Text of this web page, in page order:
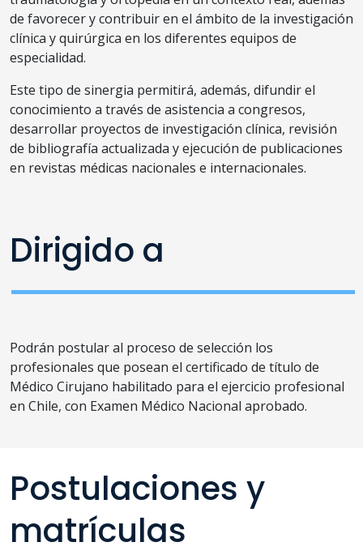
de favorecer y contribuir en el ámbito de la investigación
clínica y quirúrgica en los diferentes equipos de
especialidad.​
Este tipo de sinergia permitirá, además, difundir el
conocimiento a través de asistencia a congresos,
desarrollar proyectos de investigación clínica, revisión
de bibliografía actualizada y ejecución de publicaciones
en revistas médicas nacionales e internacionales.
Podrán postular al proceso de selección los
profesionales que posean el certificado de título de
Médico Cirujano habilitado para el ejercicio profesional
en Chile, con Examen Médico Nacional aprobado.
Dirigido a
Postulaciones y
matrículas